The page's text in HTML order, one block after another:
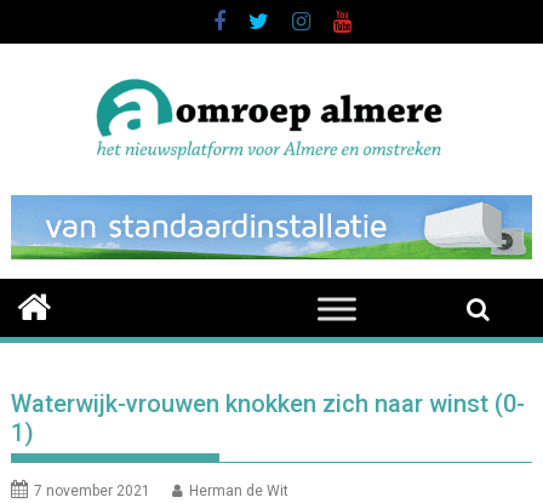
to
Waterwijk-vrouwen knokken zich naar winst (0-
1)
7 november 2021 Herman de Wit